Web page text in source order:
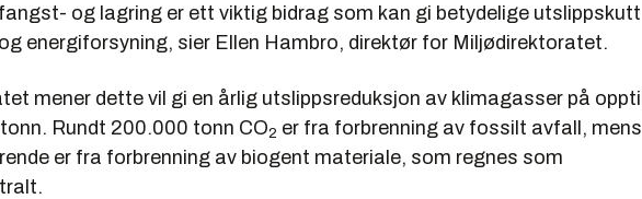
og lagring er ett viktig bidrag som kan gi betydelige utslippskutt
energiforsyning, sier Ellen Hambro, direktør for Miljødirektoratet.
mener dette vil gi en årlig utslippsreduksjon av klimagasser på opptil
Rundt 200.000 tonn CO2 er fra forbrenning av fossilt avfall, mens
er fra forbrenning av biogent materiale, som regnes som